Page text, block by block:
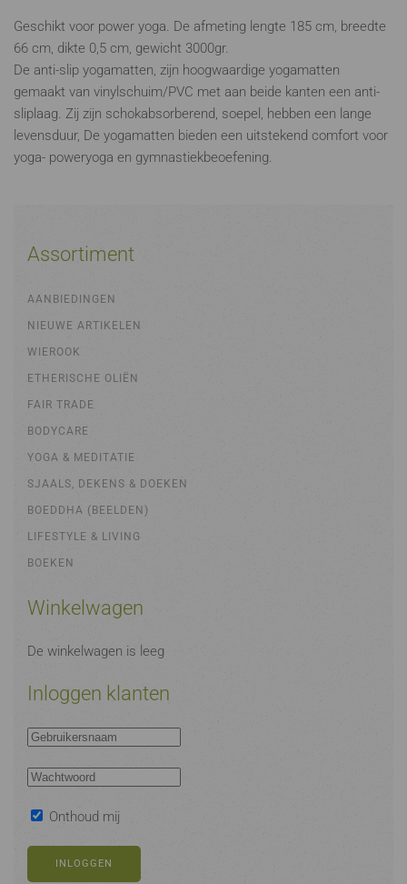
Geschikt voor power yoga. De afmeting lengte 185 cm, breedte
66 cm, dikte 0,5 cm, gewicht 3000gr.
De anti-slip yogamatten, zijn hoogwaardige yogamatten
gemaakt van vinylschuim/PVC met aan beide kanten een anti-
sliplaag. Zij zijn schokabsorberend, soepel, hebben een lange
levensduur, De yogamatten bieden een uitstekend comfort voor
yoga- poweryoga en gymnastiekbeoefening.
Assortiment
AANBIEDINGEN
NIEUWE ARTIKELEN
WIEROOK
ETHERISCHE OLIËN
FAIR TRADE
BODYCARE
YOGA & MEDITATIE
SJAALS, DEKENS & DOEKEN
BOEDDHA (BEELDEN)
LIFESTYLE & LIVING
BOEKEN
Winkelwagen
De winkelwagen is leeg
Inloggen klanten
Onthoud mij
INLOGGEN